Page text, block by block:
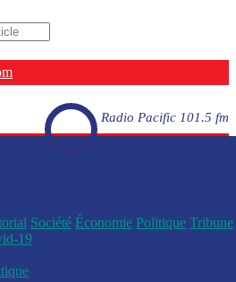
Radio Pacific 101.5 fm
Société Économie Politique Tribune
19